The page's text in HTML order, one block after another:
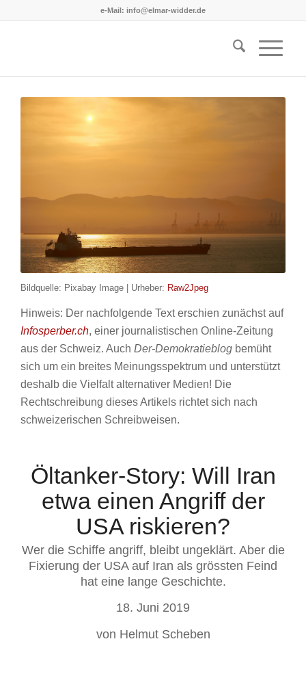
e-Mail: info@elmar-widder.de
Bildquelle: Pixabay Image | Urheber: Raw2Jpeg
Hinweis: Der nachfolgende Text erschien zunächst auf
Infosperber.ch, einer journalistischen Online-Zeitung
aus der Schweiz. Auch Der-Demokratieblog bemüht
sich um ein breites Meinungsspektrum und unterstützt
deshalb die Vielfalt alternativer Medien! Die
Rechtschreibung dieses Artikels richtet sich nach
schweizerischen Schreibweisen.
Öltanker-Story: Will Iran
etwa einen Angriff der
USA riskieren?
Wer die Schiffe angriff, bleibt ungeklärt. Aber die
Fixierung der USA auf Iran als grössten Feind
hat eine lange Geschichte.
18. Juni 2019
von Helmut Scheben